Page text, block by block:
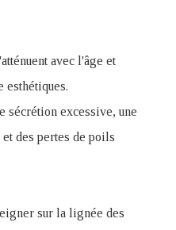
avec l'âge et
esthétiques.
sécrétion excessive, une
et des pertes de poils
sur la lignée des